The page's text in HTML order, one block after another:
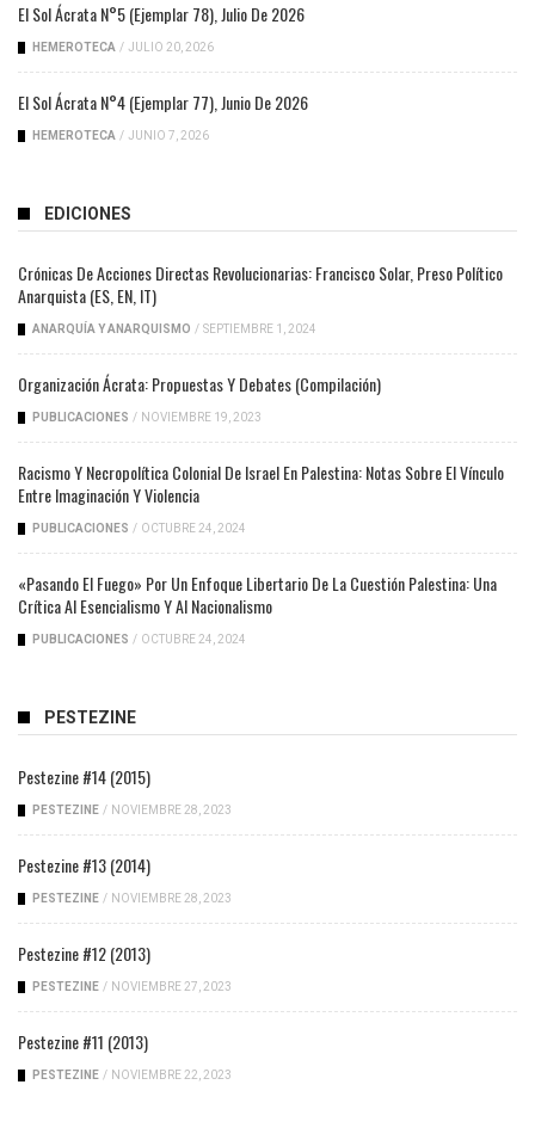
El Sol Ácrata N°5 (ejemplar 78), Julio De 2026
HEMEROTECA / JULIO 20, 2026
El Sol Ácrata N°4 (ejemplar 77), Junio De 2026
HEMEROTECA / JUNIO 7, 2026
EDICIONES
Crónicas De Acciones Directas Revolucionarias: Francisco Solar, Preso Político
Anarquista (ES, EN, IT)
ANARQUÍA Y ANARQUISMO / SEPTIEMBRE 1, 2024
Organización Ácrata: Propuestas Y Debates (compilación)
PUBLICACIONES / NOVIEMBRE 19, 2023
Racismo Y Necropolítica Colonial De Israel En Palestina: Notas Sobre El Vínculo
Entre Imaginación Y Violencia
PUBLICACIONES / OCTUBRE 24, 2024
«Pasando El Fuego» Por Un Enfoque Libertario De La Cuestión Palestina: Una
Crítica Al Esencialismo Y Al Nacionalismo
PUBLICACIONES / OCTUBRE 24, 2024
PESTEZINE
Pestezine #14 (2015)
PESTEZINE / NOVIEMBRE 28, 2023
Pestezine #13 (2014)
PESTEZINE / NOVIEMBRE 28, 2023
Pestezine #12 (2013)
PESTEZINE / NOVIEMBRE 27, 2023
Pestezine #11 (2013)
PESTEZINE / NOVIEMBRE 22, 2023